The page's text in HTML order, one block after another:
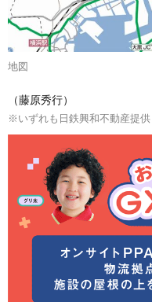
地図
（藤原秀行）
※いずれも日鉄興和不動産提供